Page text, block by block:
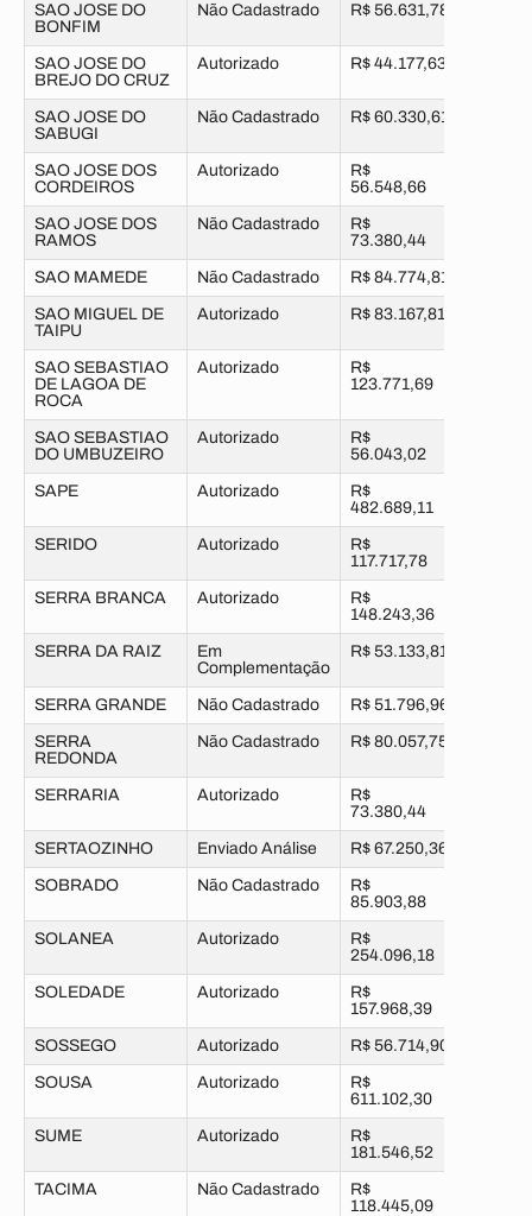
SAO JOSE DO
BONFIM
Não Cadastrado R$ 56.631,78
SAO JOSE DO
BREJO DO CRUZ
Autorizado R$ 44.177,63
SAO JOSE DO
SABUGI
Não Cadastrado R$ 60.330,61
SAO JOSE DOS
CORDEIROS
Autorizado
R$
56.548,66
SAO JOSE DOS
RAMOS
Não Cadastrado
R$
73.380,44
SAO MAMEDE Não Cadastrado R$ 84.774,81
SAO MIGUEL DE
TAIPU
Autorizado R$ 83.167,81
SAO SEBASTIAO
DE LAGOA DE
ROCA
Autorizado
R$
123.771,69
SAO SEBASTIAO
DO UMBUZEIRO
Autorizado
R$
56.043,02
SAPE Autorizado
R$
482.689,11
SERIDO Autorizado
R$
117.717,78
SERRA BRANCA Autorizado
R$
148.243,36
SERRA DA RAIZ
Em
Complementação
R$ 53.133,81
SERRA GRANDE Não Cadastrado R$ 51.796,96
SERRA
REDONDA
Não Cadastrado R$ 80.057,75
SERRARIA Autorizado
R$
73.380,44
SERTAOZINHO Enviado Análise R$ 67.250,36
SOBRADO Não Cadastrado
R$
85.903,88
SOLANEA Autorizado
R$
254.096,18
SOLEDADE Autorizado
R$
157.968,39
SOSSEGO Autorizado R$ 56.714,90
SOUSA Autorizado
R$
611.102,30
SUME Autorizado
R$
181.546,52
TACIMA Não Cadastrado
R$
118.445,09